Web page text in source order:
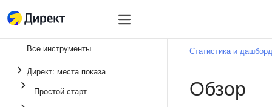
Инструменты
Реклама в
Все инструменты
Директ: места показа
Простой старт
Статистика и
Обзор